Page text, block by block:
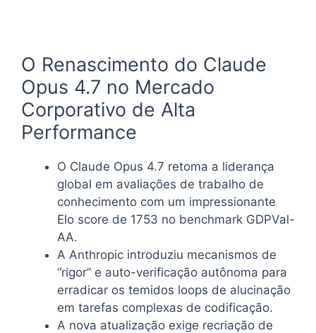
O Renascimento do Claude
Opus 4.7 no Mercado
Corporativo de Alta
Performance
O Claude Opus 4.7 retoma a liderança
global em avaliações de trabalho de
conhecimento com um impressionante
Elo score de 1753 no benchmark GDPVal-
AA.
A Anthropic introduziu mecanismos de
“rigor” e auto-verificação autônoma para
erradicar os temidos loops de alucinação
em tarefas complexas de codificação.
A nova atualização exige recriação de